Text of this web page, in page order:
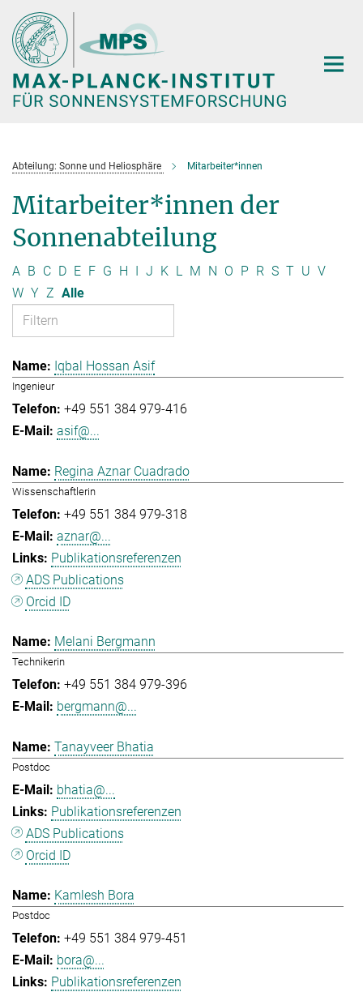
Hauptinhalt
Abteilung: Sonne und Heliosphäre Mitarbeiter*innen
Mitarbeiter*innen der
Sonnenabteilung
A B C D E F G H I J K L M N O P R S T U V
W Y Z Alle
Iqbal Hossan Asif
Ingenieur
+49 551 384 979-416
asif@...
Regina Aznar Cuadrado
Wissenschaftlerin
+49 551 384 979-318
aznar@...
Publikationsreferenzen
ADS Publications
Orcid ID
Melani Bergmann
Technikerin
+49 551 384 979-396
bergmann@...
Tanayveer Bhatia
Postdoc
bhatia@...
Publikationsreferenzen
ADS Publications
Orcid ID
Kamlesh Bora
Postdoc
+49 551 384 979-451
bora@...
Publikationsreferenzen